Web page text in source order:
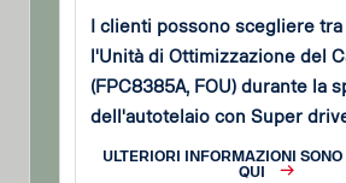
I clienti possono scegliere tra
l'Unità di Ottimizzazione del
(FPC8385A, FOU) durante la
dell'autotelaio con Super
ULTERIORI INFORMAZIONI
QUI